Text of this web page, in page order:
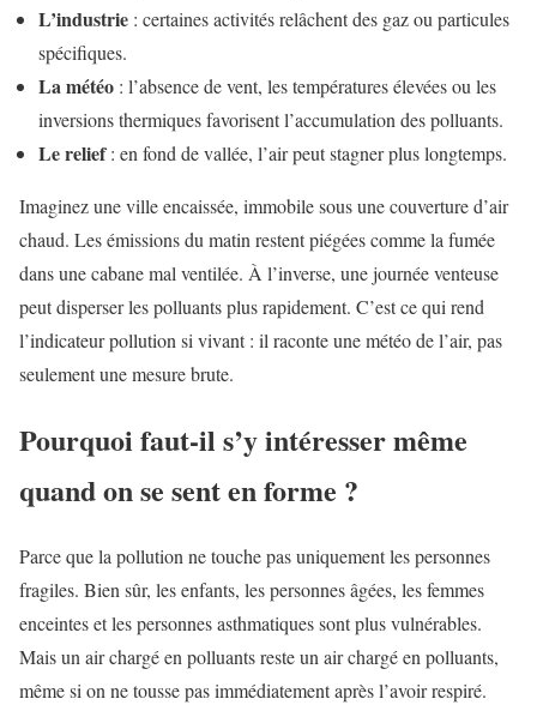
L’industrie : certaines activités relâchent des gaz ou particules
spécifiques.
La météo : l’absence de vent, les températures élevées ou les
inversions thermiques favorisent l’accumulation des polluants.
Le relief: en fond de vallée, l’air peut stagner plus longtemps.
Imaginez une ville encaissée, immobile sous une couverture d’air
chaud. Les émissions du matin restent piégées comme la fumée
dans une cabane mal ventilée. À l’inverse, une journée venteuse
peut disperser les polluants plus rapidement. C’est ce qui rend
l’indicateur pollution si vivant : il raconte une météo de l’air, pas
seulement une mesure brute.
Pourquoi faut-il s’y intéresser même
quand on se sent en forme ?
Parce que la pollution ne touche pas uniquement les personnes
fragiles. Bien sûr, les enfants, les personnes âgées, les femmes
enceintes et les personnes asthmatiques sont plus vulnérables.
Mais un air chargé en polluants reste un air chargé en polluants,
même si on ne tousse pas immédiatement après l’avoir respiré.